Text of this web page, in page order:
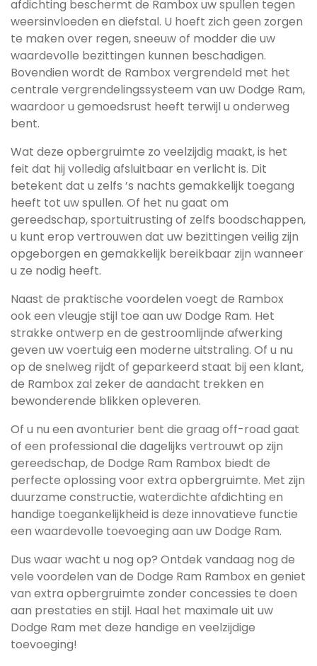
afdichting beschermt de Rambox uw spullen tegen
weersinvloeden en diefstal. U hoeft zich geen zorgen
te maken over regen, sneeuw of modder die uw
waardevolle bezittingen kunnen beschadigen.
Bovendien wordt de Rambox vergrendeld met het
centrale vergrendelingssysteem van uw Dodge Ram,
waardoor u gemoedsrust heeft terwijl u onderweg
bent.
Wat deze opbergruimte zo veelzijdig maakt, is het
feit dat hij volledig afsluitbaar en verlicht is. Dit
betekent dat u zelfs ’s nachts gemakkelijk toegang
heeft tot uw spullen. Of het nu gaat om
gereedschap, sportuitrusting of zelfs boodschappen,
u kunt erop vertrouwen dat uw bezittingen veilig zijn
opgeborgen en gemakkelijk bereikbaar zijn wanneer
u ze nodig heeft.
Naast de praktische voordelen voegt de Rambox
ook een vleugje stijl toe aan uw Dodge Ram. Het
strakke ontwerp en de gestroomlijnde afwerking
geven uw voertuig een moderne uitstraling. Of u nu
op de snelweg rijdt of geparkeerd staat bij een klant,
de Rambox zal zeker de aandacht trekken en
bewonderende blikken opleveren.
Of u nu een avonturier bent die graag off-road gaat
of een professional die dagelijks vertrouwt op zijn
gereedschap, de Dodge Ram Rambox biedt de
perfecte oplossing voor extra opbergruimte. Met zijn
duurzame constructie, waterdichte afdichting en
handige toegankelijkheid is deze innovatieve functie
een waardevolle toevoeging aan uw Dodge Ram.
Dus waar wacht u nog op? Ontdek vandaag nog de
vele voordelen van de Dodge Ram Rambox en geniet
van extra opbergruimte zonder concessies te doen
aan prestaties en stijl. Haal het maximale uit uw
Dodge Ram met deze handige en veelzijdige
toevoeging!